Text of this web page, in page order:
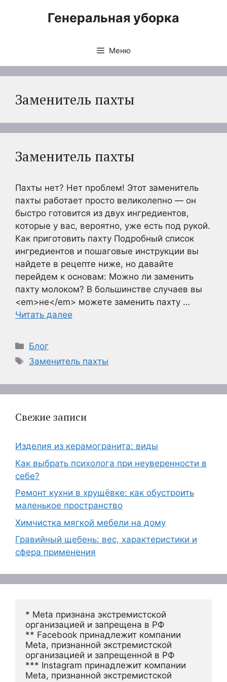
Генеральная уборка
Меню
Заменитель пахты
Заменитель пахты
Пахты нет? Нет проблем! Этот заменитель
пахты работает просто великолепно — он
быстро готовится из двух ингредиентов,
которые у вас, вероятно, уже есть под рукой.
Как приготовить пахту Подробный список
ингредиентов и пошаговые инструкции вы
найдете в рецепте ниже, но давайте
перейдем к основам: Можно ли заменить
пахту молоком? В большинстве случаев вы
<em>не</em> можете заменить пахту …
Читать далее
Рубрики
Блог
Метки
Заменитель пахты
Свежие записи
Изделия из керамогранита: виды
Как выбрать психолога при неуверенности в
себе?
Ремонт кухни в хрущёвке: как обустроить
маленькое пространство
Химчистка мягкой мебели на дому
Гравийный щебень: вес, характеристики и
сфера применения
* Meta признана экстремистской
организацией и запрещена в РФ
** Facebook принадлежит компании
Meta, признанной экстремистской
организацией и запрещенной в РФ
*** Instagram принадлежит компании
Meta, признанной экстремистской